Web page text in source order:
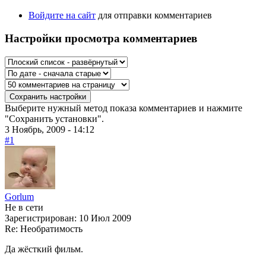
Войдите на сайт для отправки комментариев
Настройки просмотра комментариев
Выберите нужный метод показа комментариев и нажмите
"Сохранить установки".
3 Ноябрь, 2009 - 14:12
#1
Gorlum
Не в сети
Зарегистрирован: 10 Июл 2009
Re: Необратимость
Да жёсткий фильм.